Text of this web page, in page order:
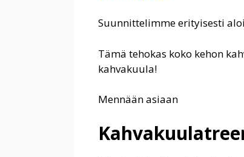
Suunnittelimme erityisesti
Tämä tehokas koko kehon
kahvakuula!
Mennään asiaan